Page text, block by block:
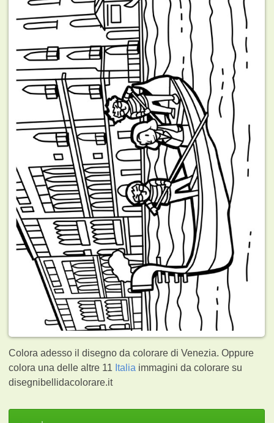
Colora adesso il disegno da colorare di Venezia. Oppure
colora una delle altre 11 Italia immagini da colorare su
disegnibellidacolorare.it